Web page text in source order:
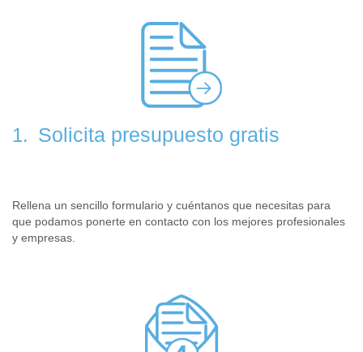
1. Solicita presupuesto gratis
Rellena un sencillo formulario y cuéntanos que necesitas para
que podamos ponerte en contacto con los mejores profesionales
y empresas.